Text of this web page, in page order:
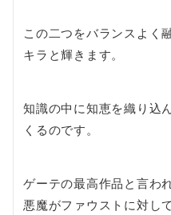
この二つをバランスよく
キラと輝きます。
知識の中に知恵を織り込
くるのです。
ゲーテの最高作品と言わ
悪魔がファウストに対して